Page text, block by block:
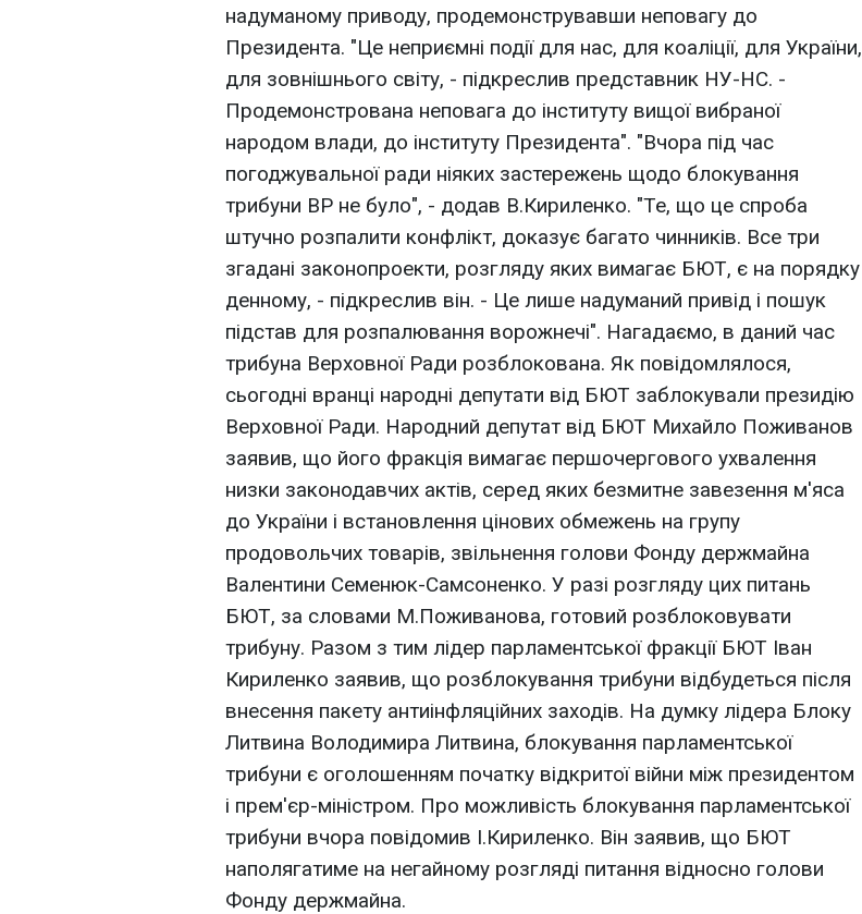
надуманому приводу, продемонструвавши неповагу до
Президента. "Це неприємні події для нас, для коаліції, для України,
для зовнішнього світу, - підкреслив представник НУ-НС. -
Продемонстрована неповага до інституту вищої вибраної
народом влади, до інституту Президента". "Вчора під час
погоджувальної ради ніяких застережень щодо блокування
трибуни ВР не було", - додав В.Кириленко. "Те, що це спроба
штучно розпалити конфлікт, доказує багато чинників. Все три
згадані законопроекти, розгляду яких вимагає БЮТ, є на порядку
денному, - підкреслив він. - Це лише надуманий привід і пошук
підстав для розпалювання ворожнечі". Нагадаємо, в даний час
трибуна Верховної Ради розблокована. Як повідомлялося,
сьогодні вранці народні депутати від БЮТ заблокували президію
Верховної Ради. Народний депутат від БЮТ Михайло Поживанов
заявив, що його фракція вимагає першочергового ухвалення
низки законодавчих актів, серед яких безмитне завезення м'яса
до України і встановлення цінових обмежень на групу
продовольчих товарів, звільнення голови Фонду держмайна
Валентини Семенюк-Самсоненко. У разі розгляду цих питань
БЮТ, за словами М.Поживанова, готовий розблоковувати
трибуну. Разом з тим лідер парламентської фракції БЮТ Іван
Кириленко заявив, що розблокування трибуни відбудеться після
внесення пакету антиінфляційних заходів. На думку лідера Блоку
Литвина Володимира Литвина, блокування парламентської
трибуни є оголошенням початку відкритої війни між президентом
і прем'єр-міністром. Про можливість блокування парламентської
трибуни вчора повідомив І.Кириленко. Він заявив, що БЮТ
наполягатиме на негайному розгляді питання відносно голови
Фонду держмайна.